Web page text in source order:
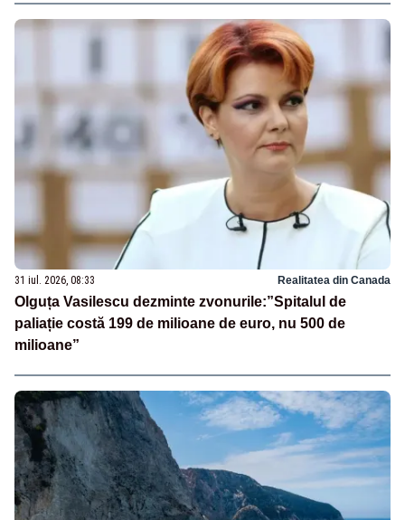
31 iul. 2026, 08:33 Realitatea din Canada
Olguța Vasilescu dezminte zvonurile:”Spitalul de
paliație costă 199 de milioane de euro, nu 500 de
milioane”